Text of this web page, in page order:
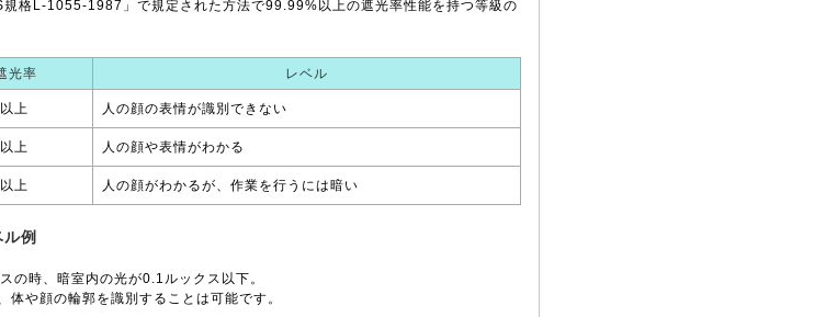
格L-1055-1987」で規定された方法で99.99%以上の遮光率性能を持つ等級の
光率 レベル
上 人の顔の表情が識別できない
上 人の顔や表情がわかる
上 人の顔がわかるが、作業を行うには暗い
例
の時、暗室内の光が0.1ルックス以下。
体や顔の輪郭を識別することは可能です。